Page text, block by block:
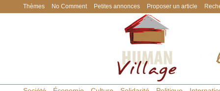
Thèmes No Comment Petites annonces Proposer un article